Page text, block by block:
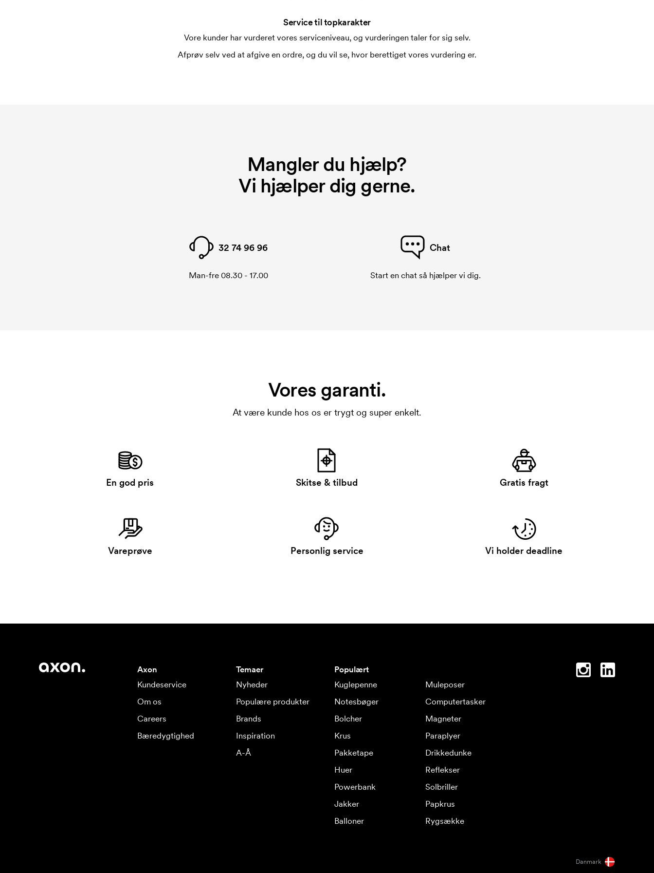
Service til topkarakter
Vore kunder har vurderet vores serviceniveau, og vurderingen taler for sig selv.
Afprøv selv ved at afgive en ordre, og du vil se, hvor berettiget vores vurdering er.
Mangler du hjælp?
Vi hjælper dig gerne.
32 74 96 96
Man-fre 08.30 - 17.00
Chat
Start en chat så hjælper vi dig.
Vores garanti.
At være kunde hos os er trygt og super enkelt.
En god pris Skitse & tilbud Gratis fragt
Vareprøve Personlig service Vi holder deadline
Axon
Kundeservice
Om os
Careers
Bæredygtighed
Temaer
Nyheder
Populære produkter
Brands
Inspiration
A-Å
Populært
Kuglepenne
Muleposer
Notesbøger
Computertasker
Bolcher
Magneter
Krus
Paraplyer
Pakketape
Drikkedunke
Huer
Reflekser
Powerbank
Solbriller
Jakker
Papkrus
Balloner
Rygsække
Danmark